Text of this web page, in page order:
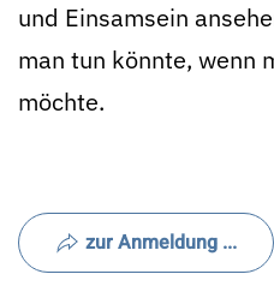
und Einsamsein
man tun könnte, wenn
möchte.
zur Anmeldung ...